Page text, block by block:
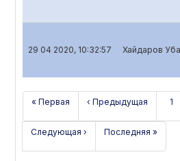
29 04 2020, 10:32:57 Хайдаров
« Первая ‹ Предыдущая 1
Следующая › Последняя »